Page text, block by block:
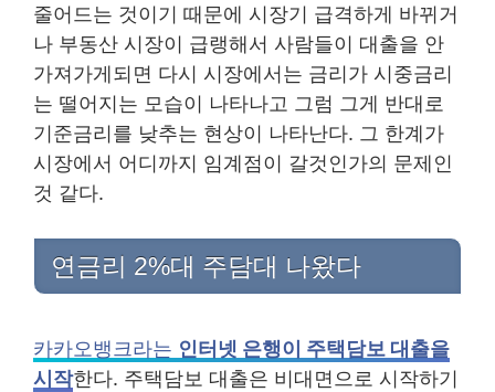
줄어드는 것이기 때문에 시장기 급격하게 바뀌거
나 부동산 시장이 급랭해서 사람들이 대출을 안
가져가게되면 다시 시장에서는 금리가 시중금리
는 떨어지는 모습이 나타나고 그럼 그게 반대로
기준금리를 낮추는 현상이 나타난다. 그 한계가
시장에서 어디까지 임계점이 갈것인가의 문제인
것 같다.
연금리 2%대 주담대 나왔다
카카오뱅크라는 인터넷 은행이 주택담보 대출을
시작한다. 주택담보 대출은 비대면으로 시작하기